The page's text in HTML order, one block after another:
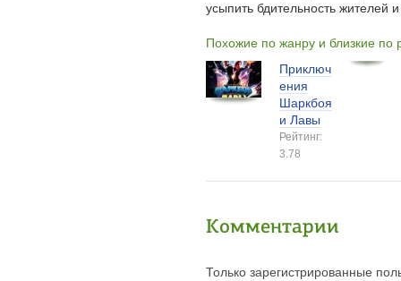
усыпить бдительность жителей
Похожие по жанру и близкие по
Приключ
ения
Шаркбоя
и Лавы
Рейтинг:
3.78
Комментарии
Только зарегистрированные